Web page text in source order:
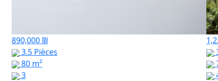
890,000 ₪
3.5 Pièces
80 m²
3